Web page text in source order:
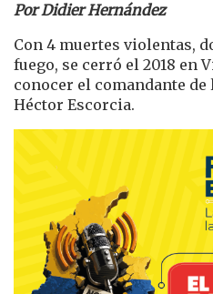
Por Didier Hernández
Con 4 muertes violentas,
fuego, se cerró el 2018 en
conocer el comandante
Héctor Escorcia.